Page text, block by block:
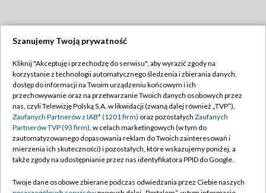
TVP
Abonament TVP
Emisja w TVP
Centrum informacji TVP
Naziemna Telewizja Cyfrowa
Regulamin TVP
Polityka prywatności
Moje zgody
Pomoc
Szanujemy Twoją prywatność
Kliknij "Akceptuję i przechodzę do serwisu", aby wyrazić zgody na
korzystanie z technologii automatycznego śledzenia i zbierania danych,
dostęp do informacji na Twoim urządzeniu końcowym i ich
przechowywanie oraz na przetwarzanie Twoich danych osobowych przez
nas, czyli Telewizję Polską S.A. w likwidacji (zwaną dalej również „TVP”),
Zaufanych Partnerów z IAB* (1201 firm) oraz pozostałych Zaufanych
Partnerów TVP (93 firm), w celach marketingowych (w tym do
zautomatyzowanego dopasowania reklam do Twoich zainteresowań i
mierzenia ich skuteczności) i pozostałych, które wskazujemy poniżej, a
także zgody na udostępnianie przez nas identyfikatora PPID do Google.
Twoje dane osobowe zbierane podczas odwiedzania przez Ciebie naszych